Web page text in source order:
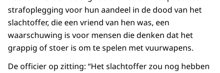
strafoplegging voor hun aandeel in de dood van het
slachtoffer, die een vriend van hen was, een
waarschuwing is voor mensen die denken dat het
grappig of stoer is om te spelen met vuurwapens.
De officier op zitting: “Het slachtoffer zou nog hebben